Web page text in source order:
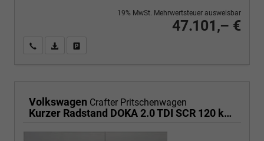
47.101,– €
19% MwSt. Mehrwertsteuer ausweisbar
Wir rufen Sie anPDF-Fahrzeugexposé drucken
Volkswagen Crafter Pritschenwagen
Kurzer Radstand DOKA 2.0 TDI SCR 120 kW 6-Gang, Heckantrieb, Klima, 6 Sitze